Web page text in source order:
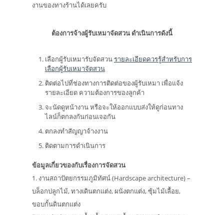
งานของทางร้านได้เลยครับ
ต้องการจ้างผู้รับเหมาจัดสวน ดำเนินการดังนี้
เลือกผู้รับเหมารับจัดสวนรายละเอียดควรรู้สำหรับการ
เลือกผู้รับเหมาจัดสวน
ติดต่อไปที่ช่องทางการติดต่อของผู้รับเหมา เพื่อแจ้ง
รายละเอียด ความต้องการของลูกค้า
จะนัดดูหน้างาน หรือจะให้ออกแบบส่งให้ดูก่อนทาง
ไลน์ก็ตกลงกันก่อนเจอกัน
ตกลงทำสัญญาจ้างงาน
ติดตามการดำเนินการ
ข้อมูลเกี่ยวของกับเรื่องการจัดสวน
1. งานสถาปัตยกรรมภูมิทัศน์ (Hardscape architecture) –
บล็อกปลูกไม้, ทางเดินตกแต่ง, ผนังตกแต่ง, ซุ้มไม้เลื้อย,
ขอบกั้นดินตกแต่ง